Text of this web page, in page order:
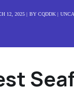
12, 2025 BY CQDDK